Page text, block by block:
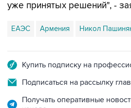
ЕАЭС Армения Никол
Подписаться на рассылку
Получать оперативные